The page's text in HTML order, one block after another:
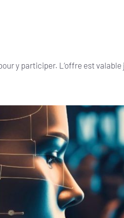
y participer. L’offre est valable